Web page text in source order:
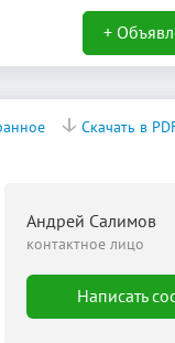
+
Скачать в
Андрей Салимов
контактное лицо
Написать